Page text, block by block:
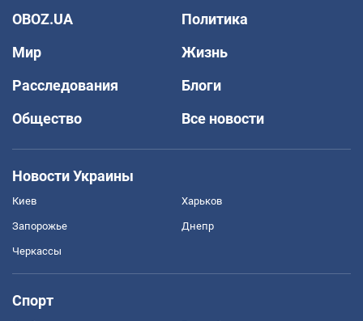
OBOZ.UA
Политика
Мир
Жизнь
Расследования
Блоги
Общество
Все новости
Новости Украины
Киев Харьков
Запорожье Днепр
Черкассы
Спорт